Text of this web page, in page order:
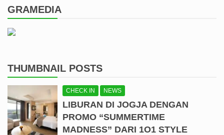
GRAMEDIA
THUMBNAIL POSTS
CHECK IN NEWS
LIBURAN DI JOGJA DENGAN
PROMO “SUMMERTIME
MADNESS” DARI 1O1 STYLE